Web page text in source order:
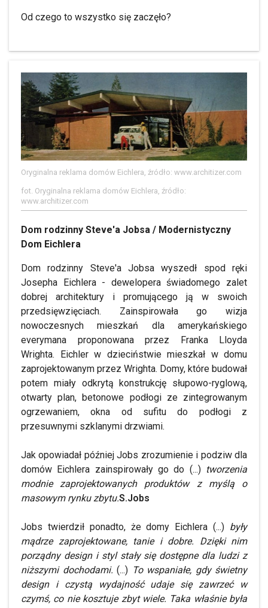
Od czego to wszystko się zaczęło?
Oryginalna reklama domów Eichlera, źródło: www.architizer.com
fot. Oryginalna reklama domów Eichlera, źródło:
www.architizer.com
Dom rodzinny Steve'a Jobsa / Modernistyczny
Dom Eichlera
Dom rodzinny Steve'a Jobsa wyszedł spod ręki
Josepha Eichlera - dewelopera świadomego zalet
dobrej architektury i promującego ją w swoich
przedsięwzięciach. Zainspirowała go wizja
nowoczesnych mieszkań dla amerykańskiego
everymana proponowana przez Franka Lloyda
Wrighta. Eichler w dzieciństwie mieszkał w domu
zaprojektowanym przez Wrighta. Domy, które budował
potem miały odkrytą konstrukcję słupowo-ryglową,
otwarty plan, betonowe podłogi ze zintegrowanym
ogrzewaniem, okna od sufitu do podłogi z
przesuwnymi szklanymi drzwiami.
Jak opowiadał później Jobs zrozumienie i podziw dla
domów Eichlera zainspirowały go do (...) tworzenia
modnie zaprojektowanych produktów z myślą o
masowym rynku zbytu.S.Jobs
Jobs twierdził ponadto, że domy Eichlera (...) były
mądrze zaprojektowane, tanie i dobre. Dzięki nim
porządny design i styl stały się dostępne dla ludzi z
niższymi dochodami. (...) To wspaniałe, gdy świetny
design i czystą wydajność udaje się zawrzeć w
czymś, co nie kosztuje zbyt wiele. Taka właśnie była